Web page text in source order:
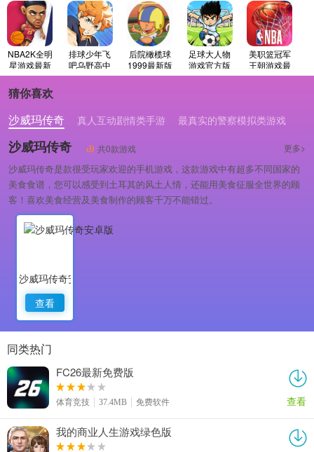
NBA2K全明
星游戏最新
版
排球少年飞
吧乌野高中
后院橄榄球
1999最新版
足球大人物
游戏官方版
美职篮冠军
王朝游戏最
新版
猜你喜欢
沙威玛传奇
真人互动剧情类手游 最真实的警察模拟类游戏
沙威玛传奇 共0款游戏 更多>
沙威玛传奇是款很受玩家欢迎的手机游戏，这款游戏中有超多不同国家的
美食食谱，您可以感受到土耳其的风土人情，还能用美食征服全世界的顾
客！喜欢美食经营及美食制作的顾客千万不能错过。
沙威玛传奇安卓版
查看
同类热门
FC26最新免费版
体育竞技 37.4MB 免费软件 查看
我的商业人生游戏绿色版